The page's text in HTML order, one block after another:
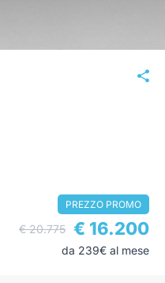
PREZZO PROMO
€ 20.775 € 16.200
da 239€ al mese